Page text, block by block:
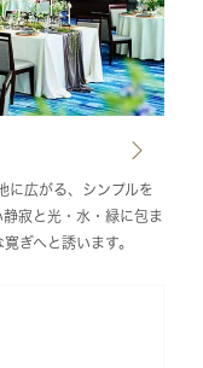
に広がる、シンプルを
寂と光・水・緑に包ま
ぎへと誘います。